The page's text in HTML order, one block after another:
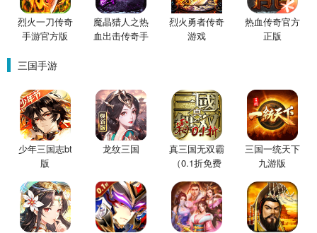
烈火一刀传奇
手游官方版
魔晶猎人之热
血出击传奇手
烈火勇者传奇
游戏
热血传奇官方
正版
三国手游
少年三国志bt
版
龙纹三国
真三国无双霸
（0.1折免费
三国一统天下
九游版